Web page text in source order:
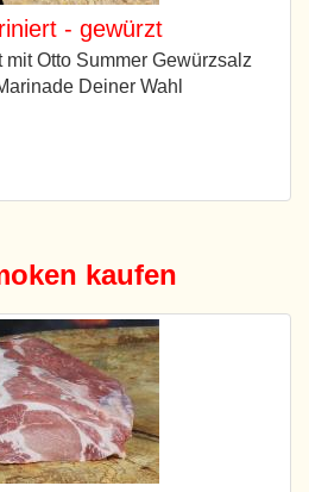
- gewürzt
Otto Summer Gewürzsalz
Deiner Wahl
kaufen